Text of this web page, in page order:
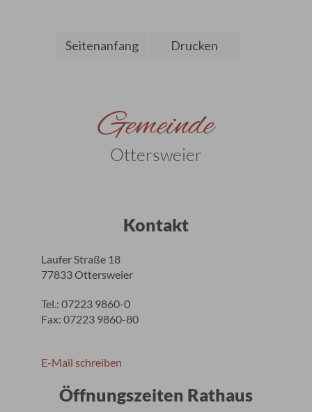
Seitenanfang Drucken
Gemeinde
Ottersweier
Kontakt
Laufer Straße 18
77833 Ottersweier
Tel.: 07223 9860-0
Fax: 07223 9860-80
E-Mail schreiben
Öffnungszeiten Rathaus